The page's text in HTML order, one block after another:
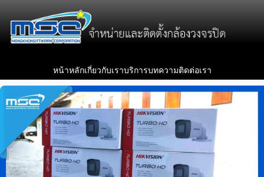
หน้าหลักเกี่ยวกับเราบริการบทความติดต่อเรา